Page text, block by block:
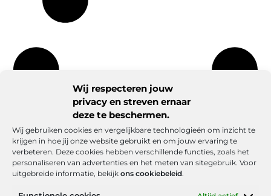
Wij respecteren jouw
privacy en streven ernaar
deze te beschermen.
Wij gebruiken cookies en vergelijkbare technologieën om inzicht te
krijgen in hoe jij onze website gebruikt en om jouw ervaring te
verbeteren. Deze cookies hebben verschillende functies, zoals het
personaliseren van advertenties en het meten van sitegebruik. Voor
uitgebreide informatie, bekijk ons cookiebeleid.